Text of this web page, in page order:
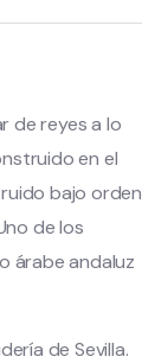
de reyes a lo
en el
bajo orden
de los
árabe andaluz
de Sevilla.